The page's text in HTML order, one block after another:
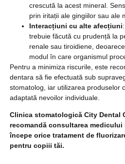
crescută la acest mineral.
prin iritații ale gingiilor sau ale
Interacțiuni cu alte afecțiuni
trebuie făcută cu prudență la
renale sau tiroidiene,
modul în care organismul
Pentru a minimiza riscurile, este
dentara să fie efectuată sub
stomatolog, iar utilizarea produselor
adaptată nevoilor individuale.
Clinica stomatologică City Dental
recomandă consultarea
începe orice tratament de
pentru copiii tăi.